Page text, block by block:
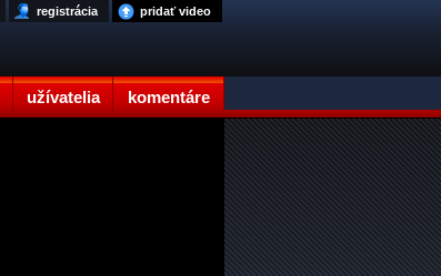
užívatelia komentáre
pridať video
registrácia